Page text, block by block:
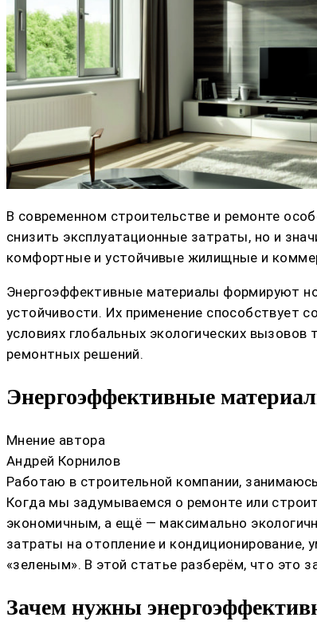
В современном строительстве и ремонте
снизить эксплуатационные затраты, но и
комфортные и устойчивые жилищные и
Энергоэффективные материалы формируют
устойчивости. Их применение способствует
условиях глобальных экологических
ремонтных решений.
Энергоэффективные
Мнение автора
Андрей Корнилов
Работаю в строительной компании,
Когда мы задумываемся о ремонте или
экономичным, а ещё — максимально
затраты на отопление и
«зеленым». В этой статье разберём, что это
Зачем нужны